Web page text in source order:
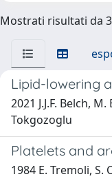
Mostrati risultati da
Lipid-lowering
2021 J.J.F. Belch,
Tokgozoglu
Platelets and
1984 E. Tremoli, S.